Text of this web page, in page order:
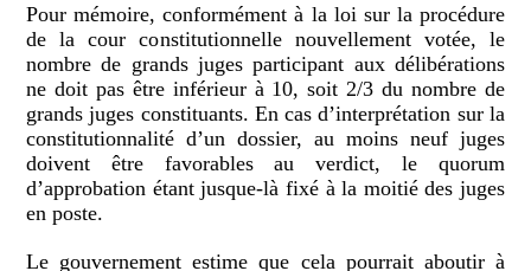
Pour mémoire, conformément à la loi sur la procédure
de la cour constitutionnelle nouvellement votée, le
nombre de grands juges participant aux délibérations
ne doit pas être inférieur à 10, soit 2/3 du nombre de
grands juges constituants. En cas d’interprétation sur la
constitutionnalité d’un dossier, au moins neuf juges
doivent être favorables au verdict, le quorum
d’approbation étant jusque-là fixé à la moitié des juges
en poste.
Le gouvernement estime que cela pourrait aboutir à